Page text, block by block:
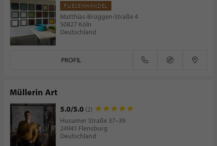
FLIESENHANDEL
Matthias-Brüggen-Straße 4
50827 Köln
Deutschland
PROFIL
Müllerin Art
5.0/5.0 (2)
Husumer Straße 37–39
24941 Flensburg
Deutschland